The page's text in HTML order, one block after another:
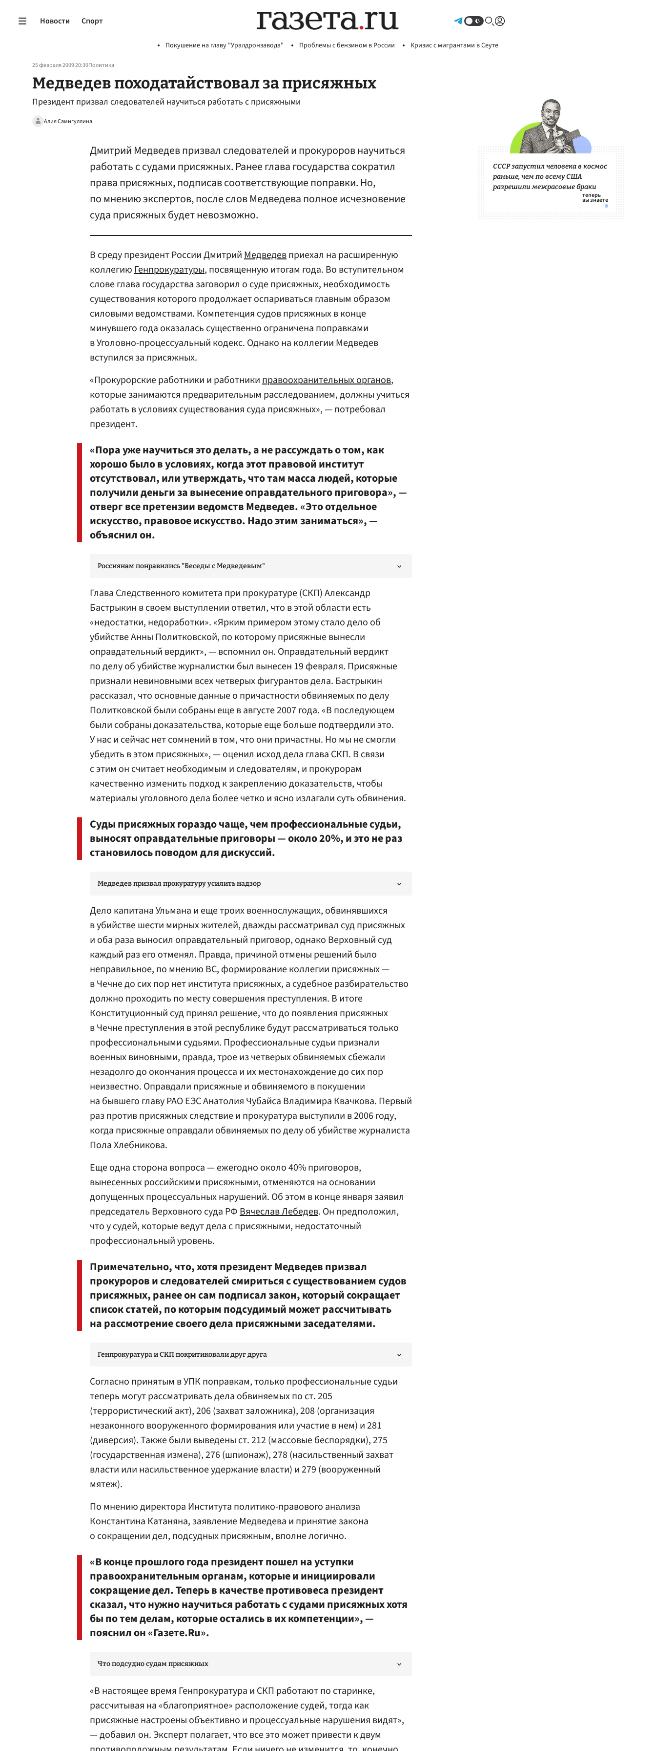
Новости Спорт
Покушение на главу "Уралдронзавода" Проблемы с бензином в России Кризис с мигрантами в Сеуте
25 февраля 2009 20:30Политика
Медведев походатайствовал за присяжных
Президент призвал следователей научиться работать с присяжными
Алия Самигуллина
Дмитрий Медведев призвал следователей и прокуроров научиться
работать с судами присяжных. Ранее глава государства сократил
права присяжных, подписав соответствующие поправки. Но,
по мнению экспертов, после слов Медведева полное исчезновение
суда присяжных будет невозможно.
В среду президент России ДмитрийМедведевприехал на расширенную
коллегиюГенпрокуратуры, посвященную итогам года. Во вступительном
слове глава государства заговорил о суде присяжных, необходимость
существования которого продолжает оспариваться главным образом
силовыми ведомствами. Компетенция судов присяжных в конце
минувшего года оказалась существенно ограничена поправками
в Уголовно-процессуальный кодекс. Однако на коллегии Медведев
вступился за присяжных.
«Прокурорские работники и работникиправоохранительных органов,
которые занимаются предварительным расследованием, должны учиться
работать в условиях существования суда присяжных», — потребовал
президент.
«Пора уже научиться это делать, а не рассуждать о том, как
хорошо было в условиях, когда этот правовой институт
отсутствовал, или утверждать, что там масса людей, которые
получили деньги за вынесение оправдательного приговора», —
отверг все претензии ведомств Медведев. «Это отдельное
искусство, правовое искусство. Надо этим заниматься», —
объяснил он.
Россиянам понравились "Беседы с Медведевым"
Глава Следственного комитета при прокуратуре (СКП) Александр
Бастрыкин в своем выступлении ответил, что в этой области есть
«недостатки, недоработки». «Ярким примером этому стало дело об
убийствеАнны Политковской, по которому присяжные вынесли
оправдательный вердикт», — вспомнил он. Оправдательный вердикт
по делу об убийстве журналистки был вынесен 19 февраля. Присяжные
признали невиновными всех четверых фигурантов дела. Бастрыкин
рассказал, что основные данные о причастности обвиняемых по делу
Политковской были собраны еще в августе 2007 года. «В последующем
были собраны доказательства, которые еще больше подтвердили это.
У нас и сейчас нет сомнений в том, что они причастны. Но мы не смогли
убедить в этом присяжных», — оценил исход дела глава СКП. В связи
с этим он считает необходимым и следователям, и прокурорам
качественно изменить подход к закреплению доказательств, чтобы
материалы уголовного дела более четко и ясно излагали суть обвинения.
Суды присяжных гораздо чаще, чем профессиональные судьи,
выносят оправдательные приговоры — около 20%, и это не раз
становилось поводом для дискуссий.
Медведев призвал прокуратуру усилить надзор
Дело капитана Ульмана и еще троих военнослужащих, обвинявшихся
в убийстве шести мирных жителей, дважды рассматривал суд присяжных
и оба раза выносил оправдательный приговор, однако Верховный суд
каждый раз его отменял. Правда, причиной отмены решений было
неправильное, по мнению ВС, формирование коллегии присяжных —
в Чечне до сих пор нет института присяжных, а судебное разбирательство
должно проходить по месту совершения преступления. В итоге
Конституционный суд принял решение, что до появления присяжных
в Чечне преступления в этой республике будут рассматриваться только
профессиональными судьями. Профессиональные судьи признали
военных виновными, правда, трое из четверых обвиняемых сбежали
незадолго до окончания процесса и их местонахождение до сих пор
неизвестно. Оправдали присяжные и обвиняемого в покушении
на бывшего главу РАО ЕЭСАнатолия Чубайса Владимира Квачкова. Первый
раз против присяжных следствие и прокуратура выступили в 2006 году,
когда присяжные оправдали обвиняемых по делу об убийстве журналиста
Пола Хлебникова.
Еще одна сторона вопроса — ежегодно около 40% приговоров,
вынесенных российскими присяжными, отменяются на основании
допущенных процессуальных нарушений. Об этом в конце января заявил
председатель Верховного суда РФВячеслав Лебедев. Он предположил,
что у судей, которые ведут дела с присяжными, недостаточный
профессиональный уровень.
Примечательно, что, хотя президент Медведев призвал
прокуроров и следователей смириться с существованием судов
присяжных, ранее он сам подписал закон, который сокращает
список статей, по которым подсудимый может рассчитывать
на рассмотрение своего дела присяжными заседателями.
Генпрокуратура и СКП покритиковали друг друга
Согласно принятым в УПК поправкам, только профессиональные судьи
теперь могут рассматривать дела обвиняемых по ст. 205
(террористический акт), 206 (захват заложника), 208 (организация
незаконного вооруженного формирования или участие в нем) и 281
(диверсия). Также были выведены ст. 212 (массовые беспорядки), 275
(государственная измена), 276 (шпионаж), 278 (насильственный захват
власти или насильственное удержание власти) и 279 (вооруженный
мятеж).
По мнению директора Института политико-правового анализа
Константина Катаняна, заявление Медведева и принятие закона
о сокращении дел, подсудных присяжным, вполне логично.
«В конце прошлого года президент пошел на уступки
правоохранительным органам, которые и инициировали
сокращение дел. Теперь в качестве противовеса президент
сказал, что нужно научиться работать с судами присяжных хотя
бы по тем делам, которые остались в их компетенции», —
пояснил он «Газете.Ru».
Что подсудно судам присяжных
«В настоящее время Генпрокуратура и СКП работают по старинке,
рассчитывая на «благоприятное» расположение судей, тогда как
присяжные настроены объективно и процессуальные нарушения видят»,
— добавил он. Эксперт полагает, что все это может привести к двум
СССР запустил человека в космос
раньше, чем по всему США
разрешили межрасовые браки